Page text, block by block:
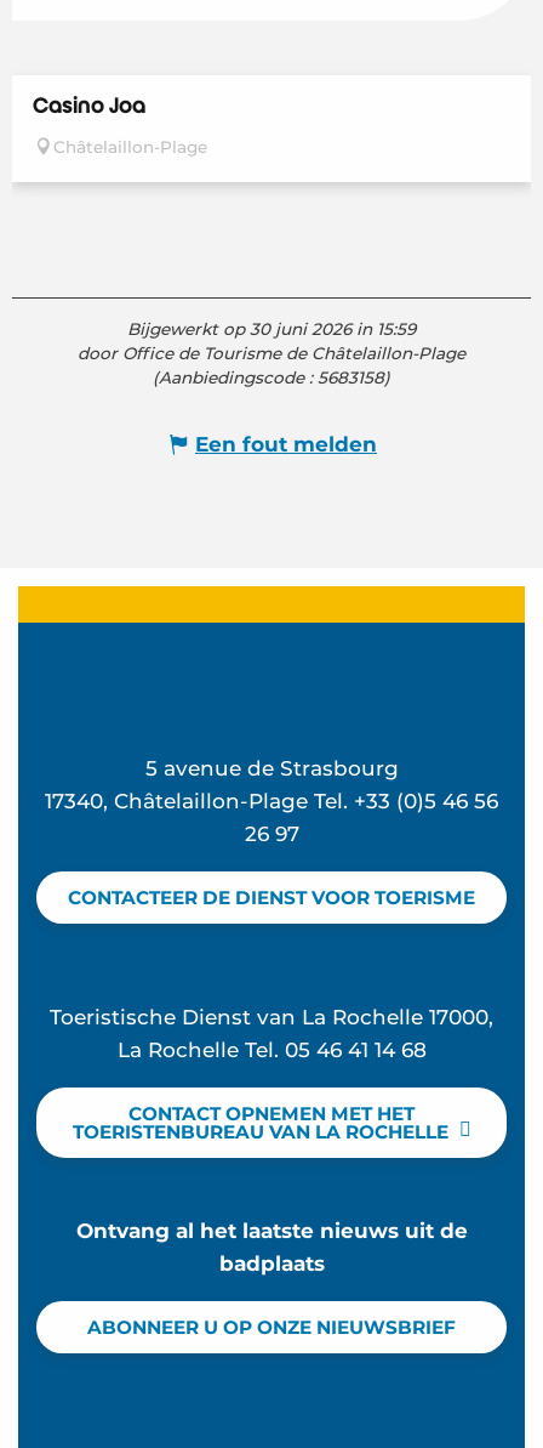
Casino Joa
Châtelaillon-Plage
Bijgewerkt op 30 juni 2026 in 15:59
door Office de Tourisme de Châtelaillon-Plage
(Aanbiedingscode :5683158)
Een fout melden
5 avenue de Strasbourg
17340, Châtelaillon-Plage Tel. +33 (0)5 46 56
26 97
CONTACTEER DE DIENST VOOR TOERISME
Toeristische Dienst van La Rochelle 17000,
La Rochelle Tel. 05 46 41 14 68
CONTACT OPNEMEN MET HET
TOERISTENBUREAU VAN LA ROCHELLE
Ontvang al het laatste nieuws uit de
badplaats
ABONNEER U OP ONZE NIEUWSBRIEF